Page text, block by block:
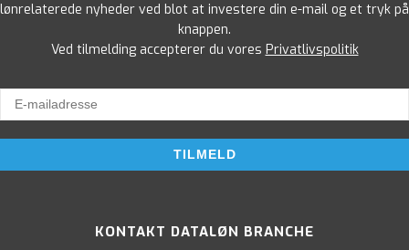
lønrelaterede nyheder ved blot at investere din e-mail og et tryk på
knappen.
Ved tilmelding accepterer du vores Privatlivspolitik
KONTAKT DATALØN BRANCHE